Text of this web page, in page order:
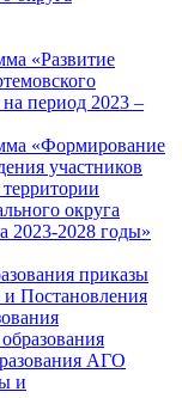
«Развитие
период 2023 –
«Формирование
участников
округа
2023-2028 годы»
приказы
Постановления
АГО
и